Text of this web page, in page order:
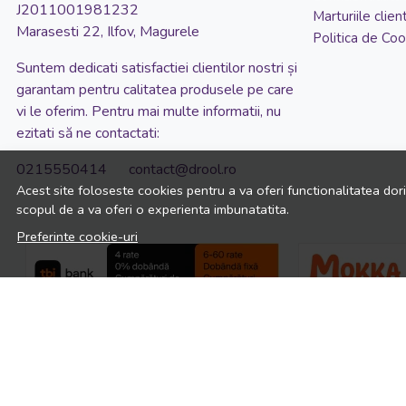
Acest site foloseste cookies pentru a va oferi functionalitatea
scopul de a va oferi o experienta imbunatatita.
Preferinte cookie-uri
J2011001981232
Marasesti 22, Ilfov, Magurele
Suntem dedicati satisfactiei clientilor nostri și
garantam pentru calitatea produsele pe care
vi le oferim. Pentru mai multe informatii, nu
ezitati să ne contactati:
0215550414 contact@drool.ro
Marturiile
Politica de